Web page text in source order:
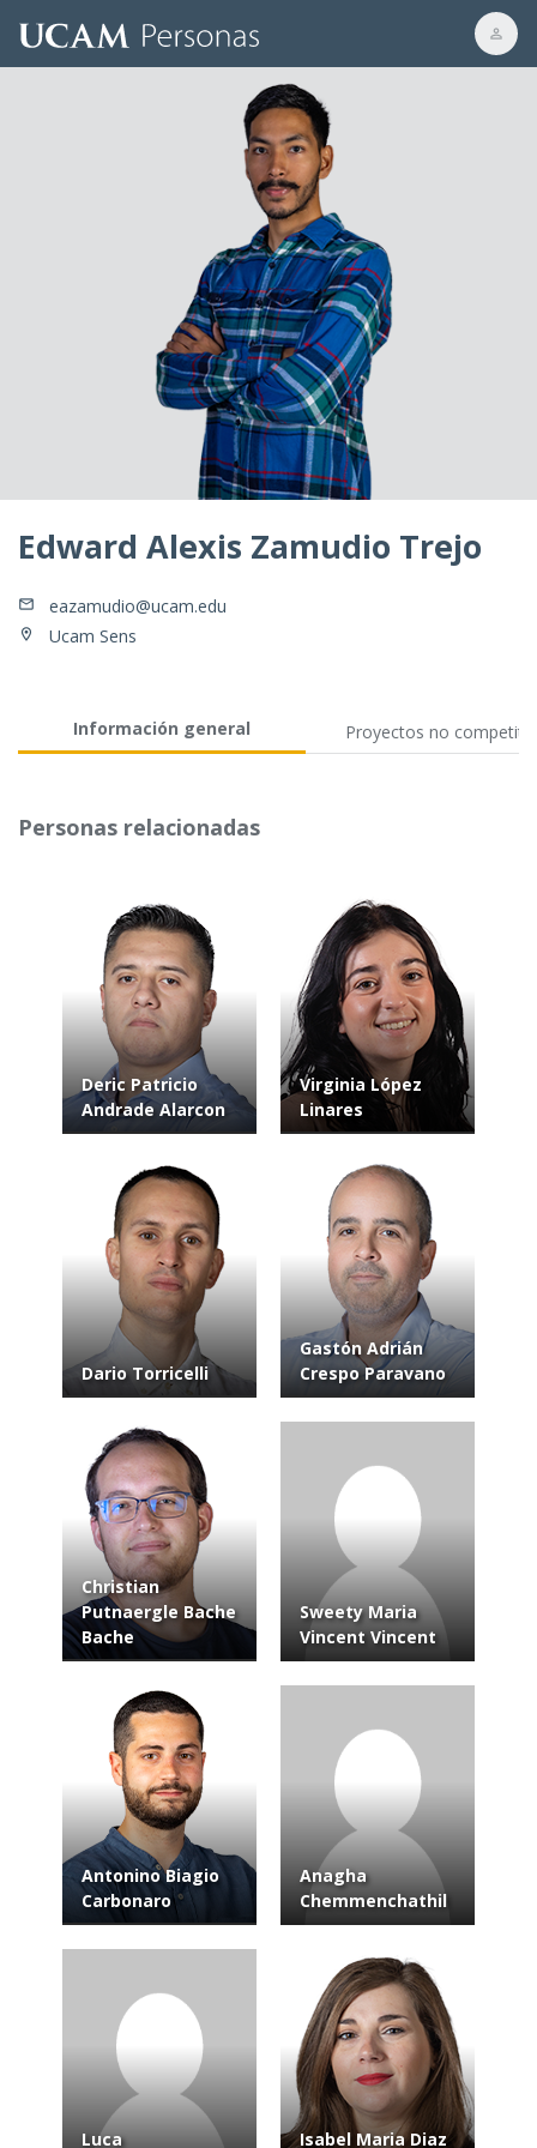
Edward Alexis Zamudio Trejo
eazamudio@ucam.edu
Ucam Sens
Información general Proyectos no
Personas relacionadas
Deric Patricio
Andrade Alarcon
Virginia López
Linares
Dario Torricelli
Gastón Adrián
Crespo Paravano
Christian
Putnaergle Bache
Bache
Sweety Maria
Vincent Vincent
Antonino Biagio
Carbonaro
Anagha
Chemmenchathil
Luca Isabel Maria Diaz